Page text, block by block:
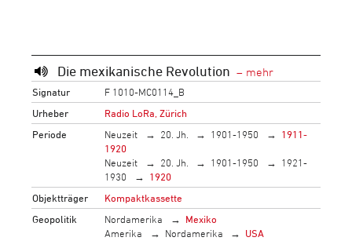
Die mexikanische Revolution
Signatur
F 1010-MC0114_B
Urheber
Radio LoRa, Zürich
Periode
Neuzeit 20. Jh. 1901-1950
1911-
1920
Neuzeit
20. Jh. 1901-1950
1921-
1930
1920
Objektträger
Kompaktkassette
Geopolitik
Nordamerika
Mexiko
Amerika
Nordamerika USA